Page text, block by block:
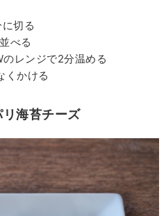
切る
べる
レンジで2分温める
かける
海苔チーズ